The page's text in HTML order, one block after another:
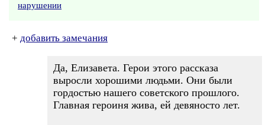
нарушении
+ добавить замечания
Да, Елизавета. Герои этого рассказа
выросли хорошими людьми. Они были
гордостью нашего советского прошлого.
Главная героиня жива, ей девяносто лет.